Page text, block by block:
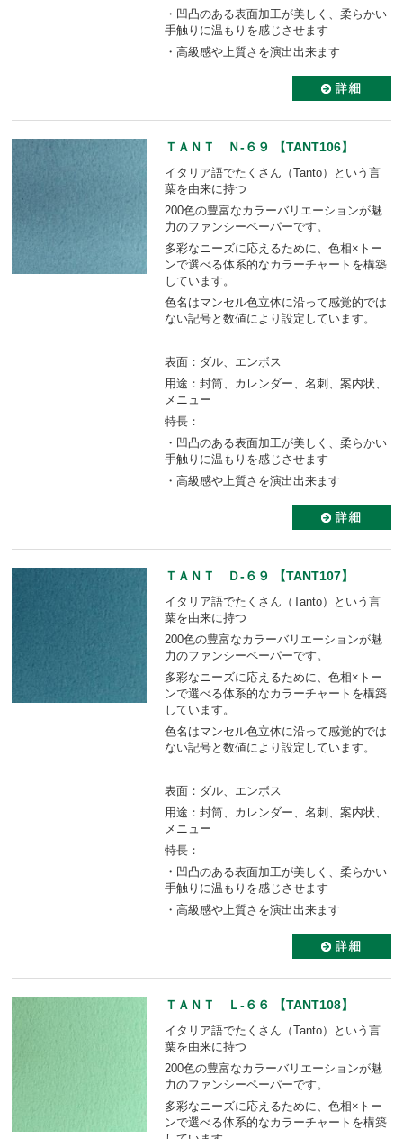
・凹凸のある表面加工が美しく、柔らかい
手触りに温もりを感じさせます
・高級感や上質さを演出出来ます
ＴＡＮＴ Ｎ-６９ 【TANT106】
イタリア語でたくさん（Tanto）という言
葉を由来に持つ
200色の豊富なカラーバリエーションが魅
力のファンシーペーパーです。
多彩なニーズに応えるために、色相×トー
ンで選べる体系的なカラーチャートを構築
しています。
色名はマンセル色立体に沿って感覚的では
ない記号と数値により設定しています。
表面：ダル、エンボス
用途：封筒、カレンダー、名刺、案内状、
メニュー
特長：
・凹凸のある表面加工が美しく、柔らかい
手触りに温もりを感じさせます
・高級感や上質さを演出出来ます
ＴＡＮＴ Ｄ-６９ 【TANT107】
イタリア語でたくさん（Tanto）という言
葉を由来に持つ
200色の豊富なカラーバリエーションが魅
力のファンシーペーパーです。
多彩なニーズに応えるために、色相×トー
ンで選べる体系的なカラーチャートを構築
しています。
色名はマンセル色立体に沿って感覚的では
ない記号と数値により設定しています。
表面：ダル、エンボス
用途：封筒、カレンダー、名刺、案内状、
メニュー
特長：
・凹凸のある表面加工が美しく、柔らかい
手触りに温もりを感じさせます
・高級感や上質さを演出出来ます
ＴＡＮＴ Ｌ-６６ 【TANT108】
イタリア語でたくさん（Tanto）という言
葉を由来に持つ
200色の豊富なカラーバリエーションが魅
力のファンシーペーパーです。
多彩なニーズに応えるために、色相×トー
ンで選べる体系的なカラーチャートを構築